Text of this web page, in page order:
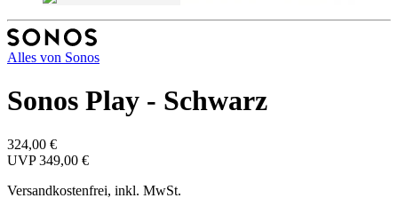
Alles von Sonos
Sonos Play - Schwarz
324,00 €
UVP 349,00 €
Versandkostenfrei, inkl. MwSt.